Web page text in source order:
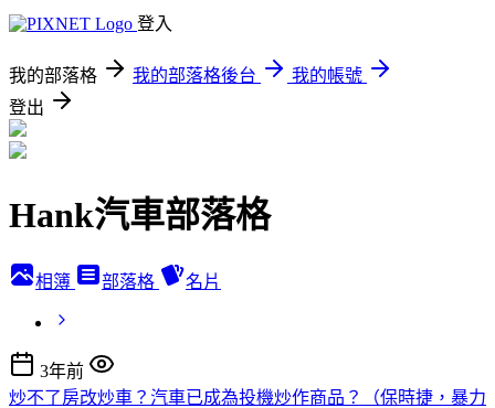
登入
我的部落格 我的部落格後台
我的帳號
登出
Hank汽車部落格
相簿 部落格 名片
3年前
炒不了房改炒車？汽車已成為投機炒作商品？（保時捷，暴力